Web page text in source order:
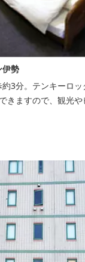
伊勢
3分。テンキーロッ
きますので、観光